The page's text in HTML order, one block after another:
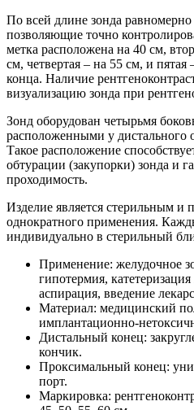
По всей длине зонда
позволяющие точно
метка расположена на 40 см,
см, четвертая – на 55 см, и пятая
конца. Наличие
визуализацию зонда при
Зонд оборудован четырьмя
расположенными у дистального
Такое расположение
обтурации (закупорки) зонда и
проходимость.
Изделие является стерильным и
однократного применения.
индивидуально в стерильный
Применение: желудочное
гипотермия,
аспирация, введение
Материал: медицинский
имплантационно-
Дистальный конец:
кончик.
Проксимальный конец:
порт.
Маркировка: